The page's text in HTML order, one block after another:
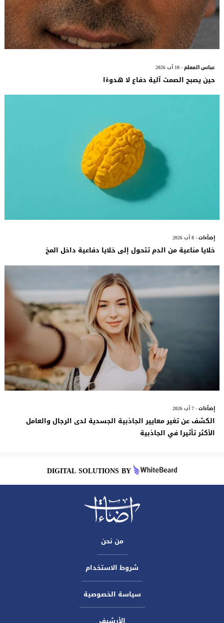
عباس المعلم- 10 آب 2026
حين يصبح الصمت آلية دفاع لا هدوءًا
إضآءات- 8 آب 2026
خلايا مناعية من الدم تتحول إلى خلايا دفاعية داخل المخ
إضآءات- 7 آب 2026
الكشف عن تغير معايير الجاذبية الجسدية لدى الرجال والعامل
الأكثر تأثيرا في الجاذبية
DIGITAL SOLUTIONS BY
من نحن
شروط الاستخدام
سياسة الخصوصية